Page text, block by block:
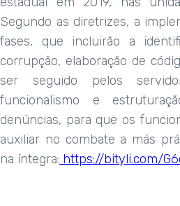
Segundo as diretrizes, a
fases, que incluirão a
corrupção, elaboração de
ser seguido pelos
funcionalismo e
denúncias, para que os
auxiliar no combate a más
na íntegra: https://bityli.com/